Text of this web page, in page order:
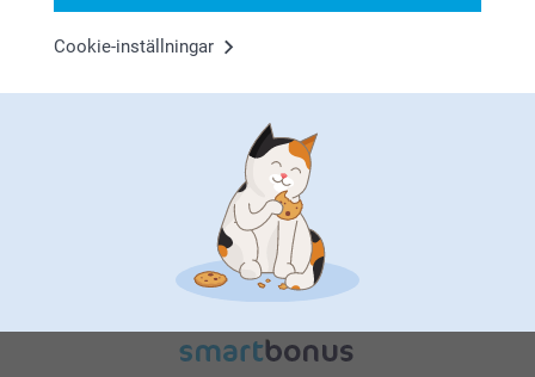
Cookie-inställningar
Nöjd kundgaranti